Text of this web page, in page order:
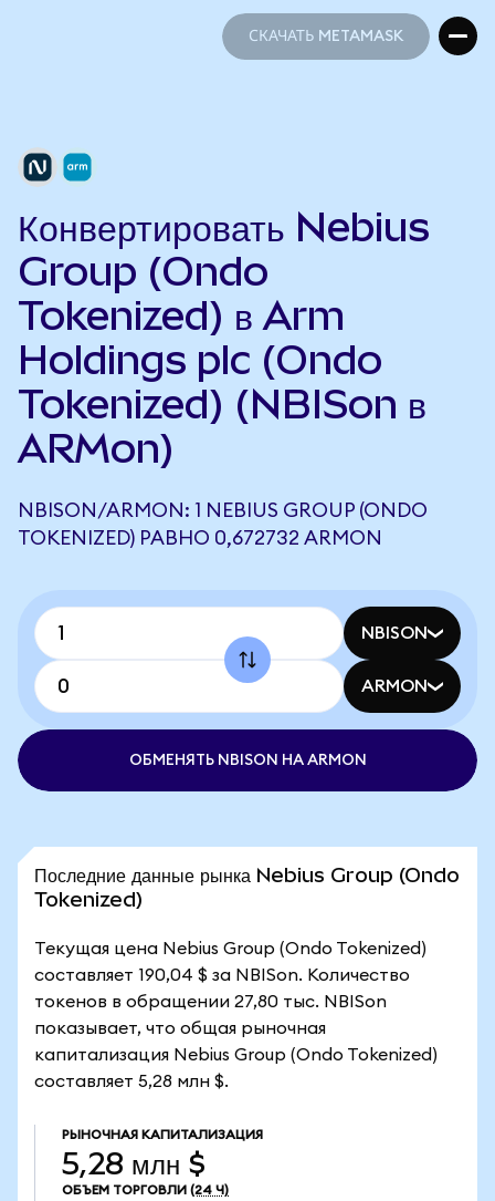
СКАЧАТЬ METAMASK
Конвертировать Nebius
Group (Ondo
Tokenized) в Arm
Holdings plc (Ondo
Tokenized) (NBISon в
ARMon)
NBISON/ARMON: 1 NEBIUS GROUP (ONDO
TOKENIZED) РАВНО 0,672732 ARMON
NBISON
ARMON
ОБМЕНЯТЬ NBISON НА ARMON
Последние данные рынка Nebius Group (Ondo
Tokenized)
Текущая цена Nebius Group (Ondo Tokenized)
составляет 190,04 $ за NBISon. Количество
токенов в обращении 27,80 тыс. NBISon
показывает, что общая рыночная
капитализация Nebius Group (Ondo Tokenized)
составляет 5,28 млн $.
РЫНОЧНАЯ КАПИТАЛИЗАЦИЯ
5,28 млн $
ОБЪЕМ ТОРГОВЛИ (24 Ч)